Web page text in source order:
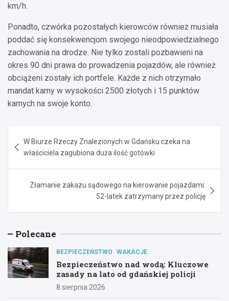
km/h.
Ponadto, czwórka pozostałych kierowców również musiała
poddać się konsekwencjom swojego nieodpowiedzialnego
zachowania na drodze. Nie tylko zostali pozbawieni na
okres 90 dni prawa do prowadzenia pojazdów, ale również
obciążeni zostały ich portfele. Każde z nich otrzymało
mandat karny w wysokości 2500 złotych i 15 punktów
karnych na swoje konto.
wpisu
W Biurze Rzeczy Znalezionych w Gdańsku czeka na
właściciela zagubiona duża ilość gotówki
Złamanie zakazu sądowego na kierowanie pojazdami:
52-latek zatrzymany przez policję
Polecane
BEZPIECZEŃSTWO WAKACJE
Bezpieczeństwo nad wodą: Kluczowe
zasady na lato od gdańskiej policji
8 sierpnia 2026